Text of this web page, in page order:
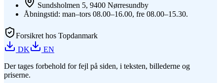
Sundsholmen 5, 9400 Nørresundby
Åbningstid: man–tors 08.00–16.00, fre 08.00–15.30.
Forsikret hos Topdanmark
DK
EN
Der tages forbehold for fejl på siden, i teksten, billederne og
priserne.